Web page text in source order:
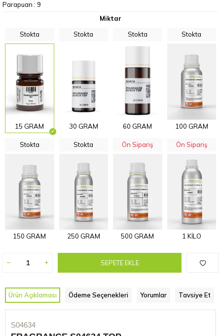
Parapuan : 9
Miktar
Stokta
15 GRAM
Stokta
30 GRAM
Stokta
60 GRAM
Stokta
100 GRAM
Stokta
150 GRAM
Stokta
250 GRAM
Ön Sipariş
500 GRAM
Ön Sipariş
1 KİLO
SEPETE EKLE
Ürün Açıklaması Ödeme Seçenekleri Yorumlar Tavsiye Et
S04634